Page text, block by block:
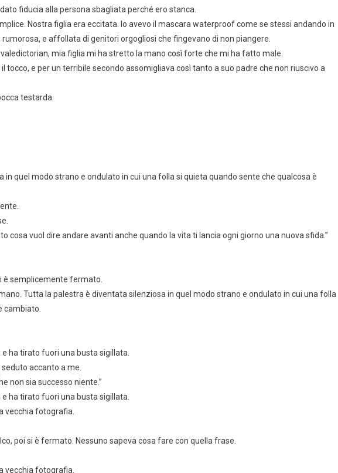
fiducia alla persona sbagliata perché ero stanca.
Nostra figlia era eccitata. Io avevo il mascara waterproof come se stessi andando in
e affollata di genitori orgogliosi che fingevano di non piangere.
mia figlia mi ha stretto la mano così forte che mi ha fatto male.
tocco, e per un terribile secondo assomigliava così tanto a suo padre che non riuscivo a
testarda.
quel modo strano e ondulato in cui una folla si quieta quando sente che qualcosa è
cosa vuol dire andare avanti anche quando la vita ti lancia ogni giorno una nuova sfida.”
è semplicemente fermato.
Tutta la palestra è diventata silenziosa in quel modo strano e ondulato in cui una folla
cambiato.
ha tirato fuori una busta sigillata.
accanto a me.
non sia successo niente.”
ha tirato fuori una busta sigillata.
vecchia fotografia.
poi si è fermato. Nessuno sapeva cosa fare con quella frase.
vecchia fotografia.